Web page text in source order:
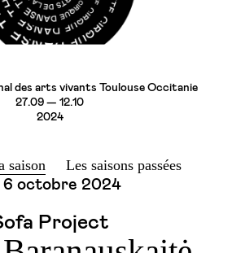
des arts vivants Toulouse Occitanie
27.09 — 12.10
2024
saison
Les saisons passées
6 octobre 2024
Project